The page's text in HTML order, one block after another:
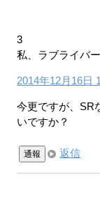
3
私、ラブライバ
2014年12月16日
今更ですが、SR
いですか？
通報 返信